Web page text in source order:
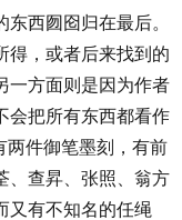
西囫囵归在最后。
得，或者后来找到的
一方面则是因为作者
会把所有东西都看作
两件御笔墨刻，有前
、查昇、张照、翁方
又有不知名的任绳